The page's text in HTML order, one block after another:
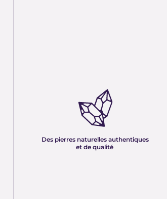
Des pierres naturelles authentiques
et de qualité
AUTHENTIQUES ET DE QUALITÉ :
Nous sélectionnons rigoureusement nos
minéraux pour vous offrir des pierres 100 %
pure. Chaque cristal est choisi pour sa beauté, sa
vibration et son authenticité afin de vous garantir